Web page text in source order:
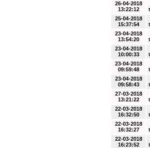
26-04-2018
13:22:12
25-04-2018
15:37:54
23-04-2018
13:54:20
23-04-2018
10:00:33
23-04-2018
09:59:48
23-04-2018
09:58:43
27-03-2018
13:21:22
22-03-2018
16:32:50
22-03-2018
16:32:27
22-03-2018
16:23:52